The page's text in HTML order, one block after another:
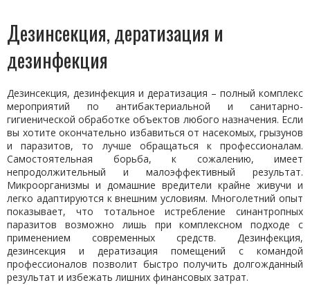
Дезинсекция, дератизация и
дезинфекция
Дезинсекция, дезинфекция и дератизация – полный комплекс
мероприятий по антибактериальной и санитарно-
гигиенической обработке объектов любого назначения. Если
вы хотите окончательно избавиться от насекомых, грызунов
и паразитов, то лучше обращаться к профессионалам.
Самостоятельная борьба, к сожалению, имеет
непродолжительный и малоэффективный результат.
Микроорганизмы и домашние вредители крайне живучи и
легко адаптируются к внешним условиям. Многолетний опыт
показывает, что тотальное истребление синантропных
паразитов возможно лишь при комплексном подходе с
применением современных средств. Дезинфекция,
дезинсекция и дератизация помещений с командой
профессионалов позволит быстро получить долгожданный
результат и избежать лишних финансовых затрат.